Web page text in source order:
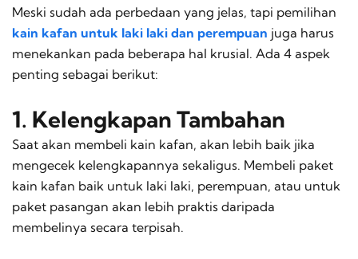
Meski sudah ada perbedaan yang jelas, tapi pemilihan
kain kafan untuk laki laki dan perempuan juga harus
menekankan pada beberapa hal krusial. Ada 4 aspek
penting sebagai berikut:
1. Kelengkapan Tambahan
Saat akan membeli kain kafan, akan lebih baik jika
mengecek kelengkapannya sekaligus. Membeli paket
kain kafan baik untuk laki laki, perempuan, atau untuk
paket pasangan akan lebih praktis daripada
membelinya secara terpisah.